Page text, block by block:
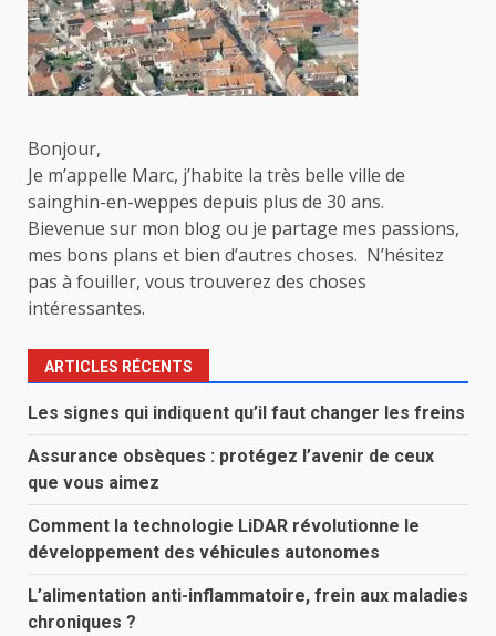
Bonjour,
Je m’appelle Marc, j’habite la très belle ville de
sainghin-en-weppes depuis plus de 30 ans.
Bievenue sur mon blog ou je partage mes passions,
mes bons plans et bien d’autres choses. N’hésitez
pas à fouiller, vous trouverez des choses
intéressantes.
ARTICLES RÉCENTS
Les signes qui indiquent qu’il faut changer les freins
Assurance obsèques : protégez l’avenir de ceux
que vous aimez
Comment la technologie LiDAR révolutionne le
développement des véhicules autonomes
L’alimentation anti-inflammatoire, frein aux maladies
chroniques ?